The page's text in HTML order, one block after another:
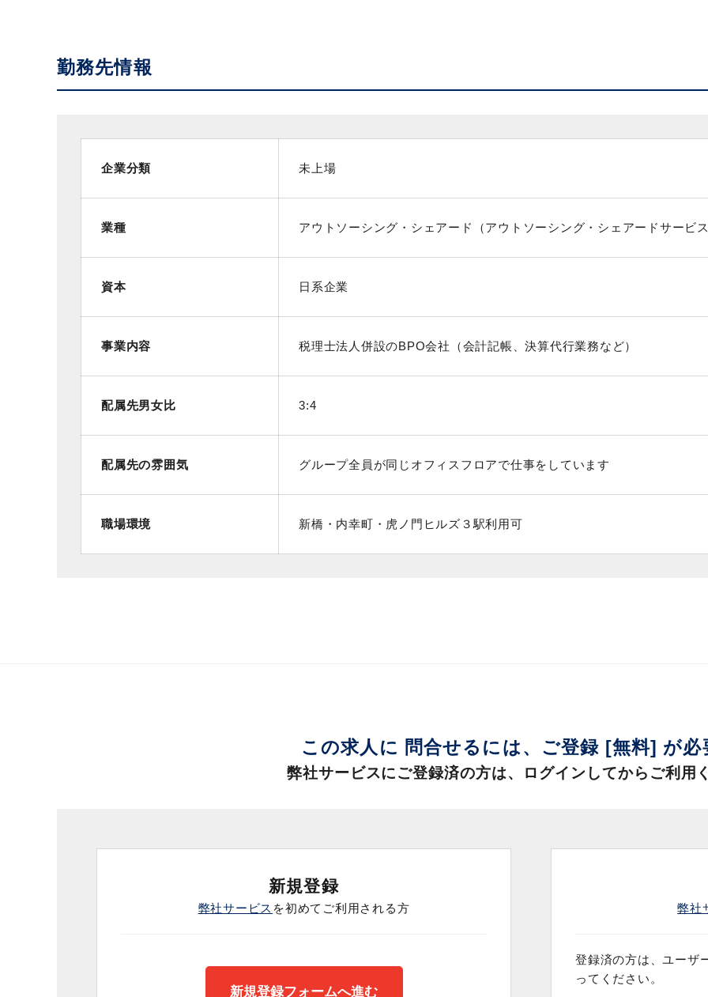
勤務先情報
企業分類 未上場
業種 アウトソーシング・シェアード（アウトソーシング・シェアードサービ
資本 日系企業
事業内容 税理士法人併設のBPO会社（会計記帳、決算代行業務など）
配属先男女比 3:4
配属先の雰囲気 グループ全員が同じオフィスフロアで仕事をしています
職場環境 新橋・内幸町・虎ノ門ヒルズ３駅利用可
この求人に 問合せるには、 ご登録 [無料] が必
弊社サービスにご登録済の方は、 ログインしてからご利用
新規登録
弊社サービス を初めてご利用される方 弊社
登録済の方は、ユーザ
ってください。